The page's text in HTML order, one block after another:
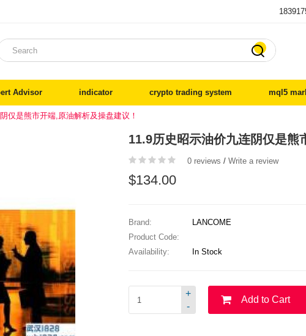

Advisor indicator crypto trading system mql5
仅是熊市开端,原油解析及操盘建议！
11.9历史昭示油价九连阴仅是熊
0 reviews / Write a review
$134.00
Brand:
LANCOME
Product Code:
Availability:
In Stock
-
+
Add to Cart